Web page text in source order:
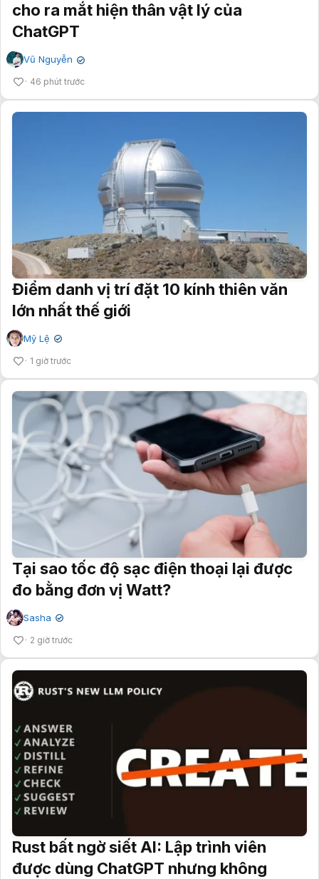
cho ra mắt hiện thân vật lý của
ChatGPT
Vũ Nguyễn ✔
46 phút trước
Điểm danh vị trí đặt 10 kính thiên văn
lớn nhất thế giới
Mỹ Lệ ✔
1 giờ trước
Tại sao tốc độ sạc điện thoại lại được
đo bằng đơn vị Watt?
Sasha ✔
2 giờ trước
Rust bất ngờ siết AI: Lập trình viên
được dùng ChatGPT nhưng không